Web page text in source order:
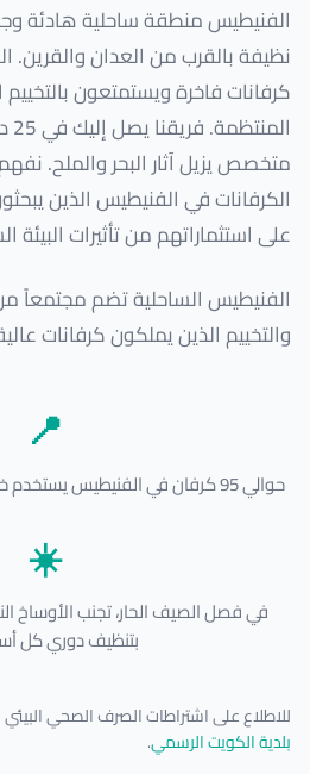
الفنيطيس منطقة ساحلية هادئة
نظيفة بالقرب من العدان والقرين.
كرفانات فاخرة ويستمتعون بالتخييم
متخصص يزيل آثار البحر والملح.
الكرفانات في الفنيطيس الذين
على استثماراتهم من تأثيرات البيئة
الفنيطيس الساحلية تضم مجتمعاً
والتخييم الذين يملكون كرفانات
📍
حوالي 95 كرفان في الفنيطيس يستخدم خدمات التنظيف الدورية سنوياً
☀️
في فصل الصيف الحار، تجنب الأوساخ
بتنظيف دوري كل
للاطلاع على اشتراطات الصرف الصحي
بلدية الكويت الرسمي.